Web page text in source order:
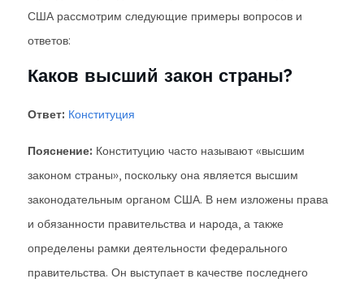
США рассмотрим следующие примеры вопросов и
ответов:
Каков высший закон страны?
Ответ: Конституция
Пояснение: Конституцию часто называют «высшим
законом страны», поскольку она является высшим
законодательным органом США. В нем изложены права
и обязанности правительства и народа, а также
определены рамки деятельности федерального
правительства. Он выступает в качестве последнего